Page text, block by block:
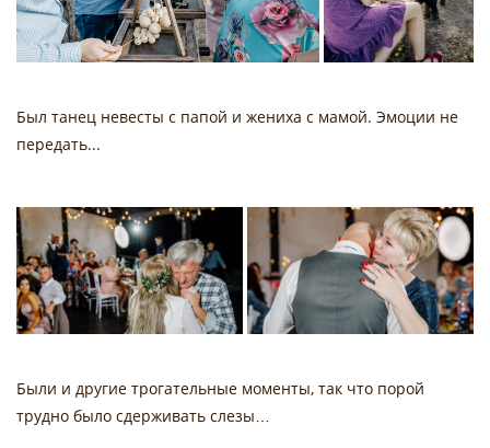
Был танец невесты с папой и жениха с мамой. Эмоции не
передать...
Были и другие трогательные моменты, так что порой
трудно было сдерживать слезы…